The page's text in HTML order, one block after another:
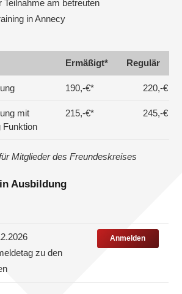
Teilnahme am betreuten
in Annecy
Ermäßigt* Regulär
190,-€* 220,-€
mit
Funktion
215,-€* 245,-€
Mitglieder des Freundeskreises
Ausbildung
zu den
Anmelden